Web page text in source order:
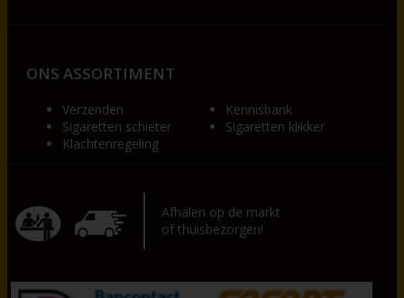
ONS ASSORTIMENT
Verzenden
Kennisbank
Sigaretten schieter
Sigaretten klikker
Klachtenregeling
Afhalen op de markt
of thuisbezorgen!